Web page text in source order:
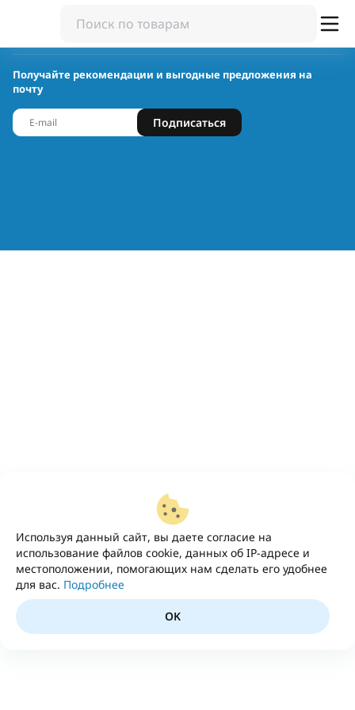
Используя данный сайт, вы даете согласие на
использование файлов cookie, данных об IP-адресе и
местоположении, помогающих нам сделать его удобнее
для вас. Подробнее
OK
Получайте рекомендации и выгодные предложения на
почту
Подписаться